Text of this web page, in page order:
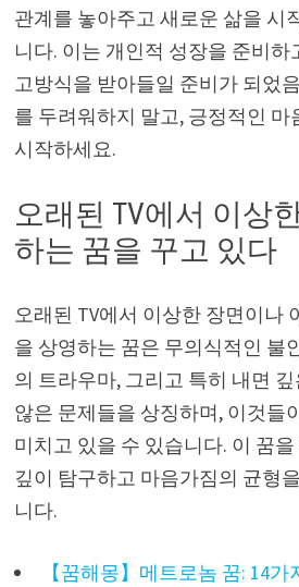
관계를 놓아주고 새로운 삶을 시
니다. 이는 개인적 성장을 준비
고방식을 받아들일 준비가 되었
를 두려워하지 말고, 긍정적인 마
시작하세요.
오래된 TV에서 이상
하는 꿈을 꾸고 있다
오래된 TV에서 이상한 장면이나
을 상영하는 꿈은 무의식적인 불
의 트라우마, 그리고 특히 내면
않은 문제들을 상징하며, 이것들
미치고 있을 수 있습니다. 이 꿈
깊이 탐구하고 마음가짐의 균형
니다.
【꿈해몽】메트로놈 꿈: 14